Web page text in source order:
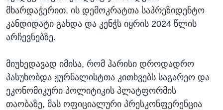
მხარდაჭერით, ის დემოკრატთა საპრეზიდენტო
კანდიდატი გახდა და კენჭს იყრის 2024 წლის
არჩევნებზე.
მიუხედავად იმისა, რომ ჰარისი დროდადრო
პასუხობდა ჟურნალისტთა კითხვებს საგარეო და
ეკონომიკური პოლიტიკის პლატფორმის
თაობაზე, მას ოფიციალური პრესკონფერენცია